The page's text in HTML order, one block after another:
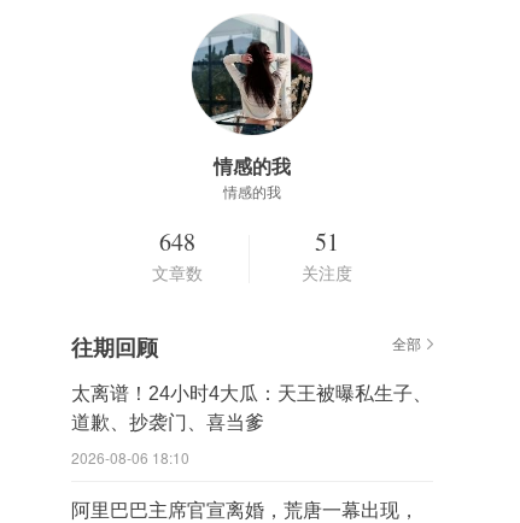
情感的我
情感的我
648
文章数
51
关注度
往期回顾 全部
太离谱！24小时4大瓜：天王被曝私生子、
道歉、抄袭门、喜当爹
2026-08-06 18:10
阿里巴巴主席官宣离婚，荒唐一幕出现，